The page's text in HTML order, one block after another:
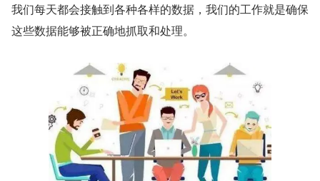
我们每天都会接触到各种各样的数据，我们的工作就是确保
这些数据能够被正确地抓取和处理。